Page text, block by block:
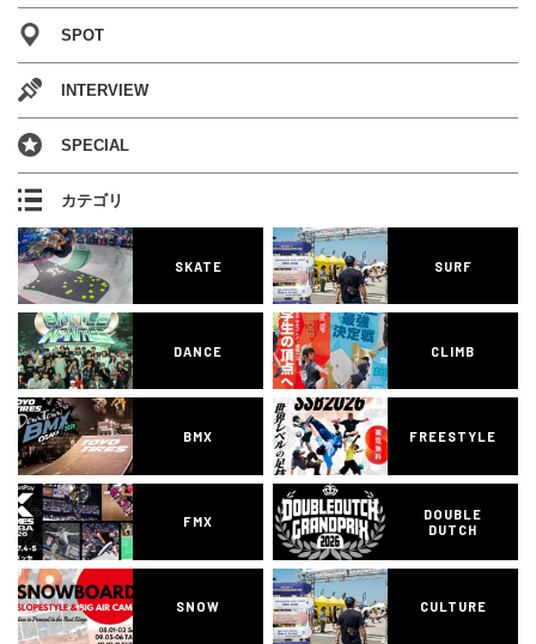
SPOT
INTERVIEW
SPECIAL
カテゴリ
SKATE SURF
DANCE CLIMB
BMX FREESTYLE
FMX
DOUBLE
DUTCH
SNOW CULTURE